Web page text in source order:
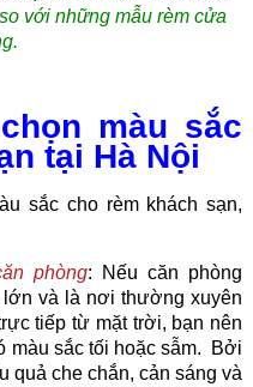
với những mẫu rèm cửa
màu sắc
tại Hà Nội
sắc cho rèm khách sạn,
phòng: Nếu căn phòng
lớn và là nơi thường xuyên
tiếp từ mặt trời, bạn nên
màu sắc tối hoặc sẫm. Bởi
quả che chắn, cản sáng và